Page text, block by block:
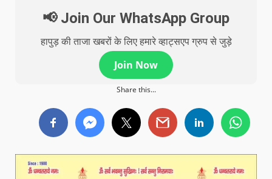
📢 Join Our WhatsApp Group
हापुड़ की ताजा खबरों के लिए हमारे व्हाट्सएप ग्रुप से जुड़े
Join Now
Share this...